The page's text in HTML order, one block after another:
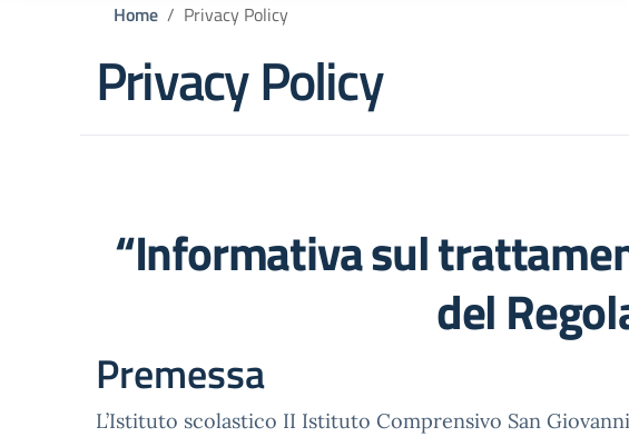
Home Privacy Policy
Privacy Policy
“Informativa sul
del
Premessa
L’Istituto scolastico II Istituto Comprensivo San